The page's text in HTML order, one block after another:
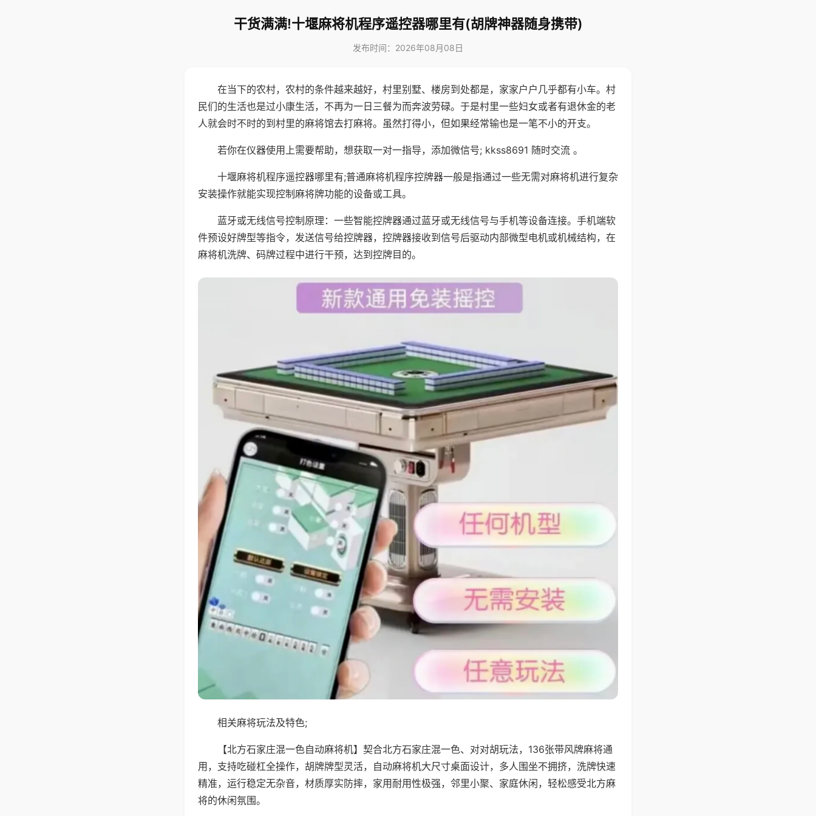
干货满满!十堰麻将机程序遥控器哪里有(胡牌神器随身携带)
发布时间：2026年08月08日
在当下的农村，农村的条件越来越好，村里别墅、楼房到处都是，家家户户几乎都有小车。村
民们的生活也是过小康生活，不再为一日三餐为而奔波劳碌。于是村里一些妇女或者有退休金的老
人就会时不时的到村里的麻将馆去打麻将。虽然打得小，但如果经常输也是一笔不小的开支。
若你在仪器使用上需要帮助，想获取一对一指导，添加微信号; kkss8691 随时交流 。
十堰麻将机程序遥控器哪里有;普通麻将机程序控牌器一般是指通过一些无需对麻将机进行复杂
安装操作就能实现控制麻将牌功能的设备或工具。
蓝牙或无线信号控制原理：一些智能控牌器通过蓝牙或无线信号与手机等设备连接。手机端软
件预设好牌型等指令，发送信号给控牌器，控牌器接收到信号后驱动内部微型电机或机械结构，在
麻将机洗牌、码牌过程中进行干预，达到控牌目的。
相关麻将玩法及特色;
【北方石家庄混一色自动麻将机】契合北方石家庄混一色、对对胡玩法，136张带风牌麻将通
用，支持吃碰杠全操作，胡牌牌型灵活，自动麻将机大尺寸桌面设计，多人围坐不拥挤，洗牌快速
精准，运行稳定无杂音，材质厚实防摔，家用耐用性极强，邻里小聚、家庭休闲，轻松感受北方麻
将的休闲氛围。